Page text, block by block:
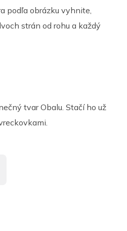
podľa obrázku vyhnite,
strán od rohu a každý
tvar Obalu. Stačí ho už